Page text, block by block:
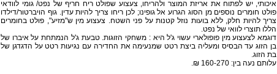
איכותי, יש לפתוח את אריזת המוצר ולהריחו, צעצוע שפולט ריח חריף של נפט/ גומי לוודאי
פולט חומרים נוספים מן הסוג הגרוע אל גופינו; לכן ריחו צריך להיות עדין. גוף הויברטור/דילדו
צריך להיות חלק, ללא בועות נוזל קטנות על פני השטח. צעצוע מין ש"מזיע", פולט בחומרים
הללו תוצרי לוואי של נפט.
דוגמא לצעצוע מין פופולארי עשוי ג'ל היא : משחקי הזוגות. טבעת ג'ל הנמתחת על איברו של
בן הזוג עד הבסיס ומעליה ביצת רטט שמנעימה את החדירה עם נגיעות רטט על הדגדגן של
בת הזוג.
עלותם נעה בין: 160-270 ₪.